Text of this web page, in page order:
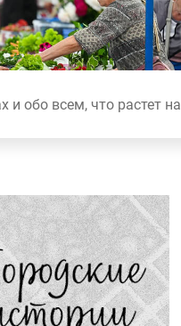
и обо всем, что растет на